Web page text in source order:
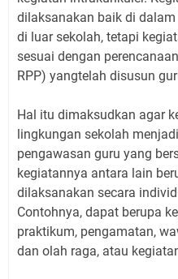
dilaksanakan baik di
di luar sekolah, tetapi
sesuai dengan
RPP) yangtelah disusun
Hal itu dimaksudkan agar
lingkungan sekolah
pengawasan guru yang
kegiatannya antara lain
dilaksanakan secara
Contohnya, dapat berupa
praktikum, pengamatan,
dan olah raga, atau